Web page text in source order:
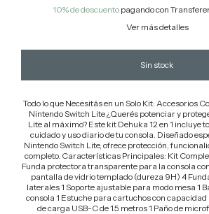
10% de descuento pagando con
Ver más detalles
Todo lo que Necesitás en un Solo Kit: Accesorios
Nintendo Switch Lite ¿Querés potenciar y
Lite al máximo? Este kit Dehuka 12 en 1 incluye
cuidado y uso diario de tu consola. Diseñado
Nintendo Switch Lite, ofrece protección,
completo. Características Principales: Kit
Funda protectora transparente para la consola
pantalla de vidrio templado (dureza 9H) 4
laterales 1 Soporte ajustable para modo mesa 1
consola 1 Estuche para cartuchos con capacidad
de carga USB-C de 1.5 metros 1 Paño de